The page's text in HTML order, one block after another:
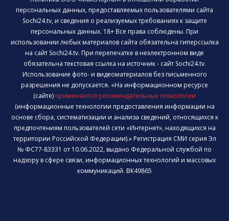
персональных данных, предоставляемых пользователями сайта
Sochi24.tv, и сведения о реализуемых требованиях к защите
персональных данных. 18+ Все права соблюдены. При
использовании любых материалов сайта обязательна гиперссылка
на сайт Sochi24.tv. При перепечатке в неэлектронном виде
обязательна текстовая ссылка на источник - сайт Sochi24.tv.
Использование фото- и видеоматериалов без письменного
разрешения не допускается. «На информационном ресурсе
(сайте) применяются рекомендательные технологии
(информационные технологии предоставления информации на
основе сбора, систематизации и анализа сведений, относящихся к
предпочтениям пользователей сети «Интернет», находящихся на
территории Российской Федерации).» Регистрация СМИ серия Эл
№ ФС77-83331 от 10.06.2022, выдано Федеральной службой по
надзору в сфере связи, информационных технологий и массовых
коммуникаций. ВК49865